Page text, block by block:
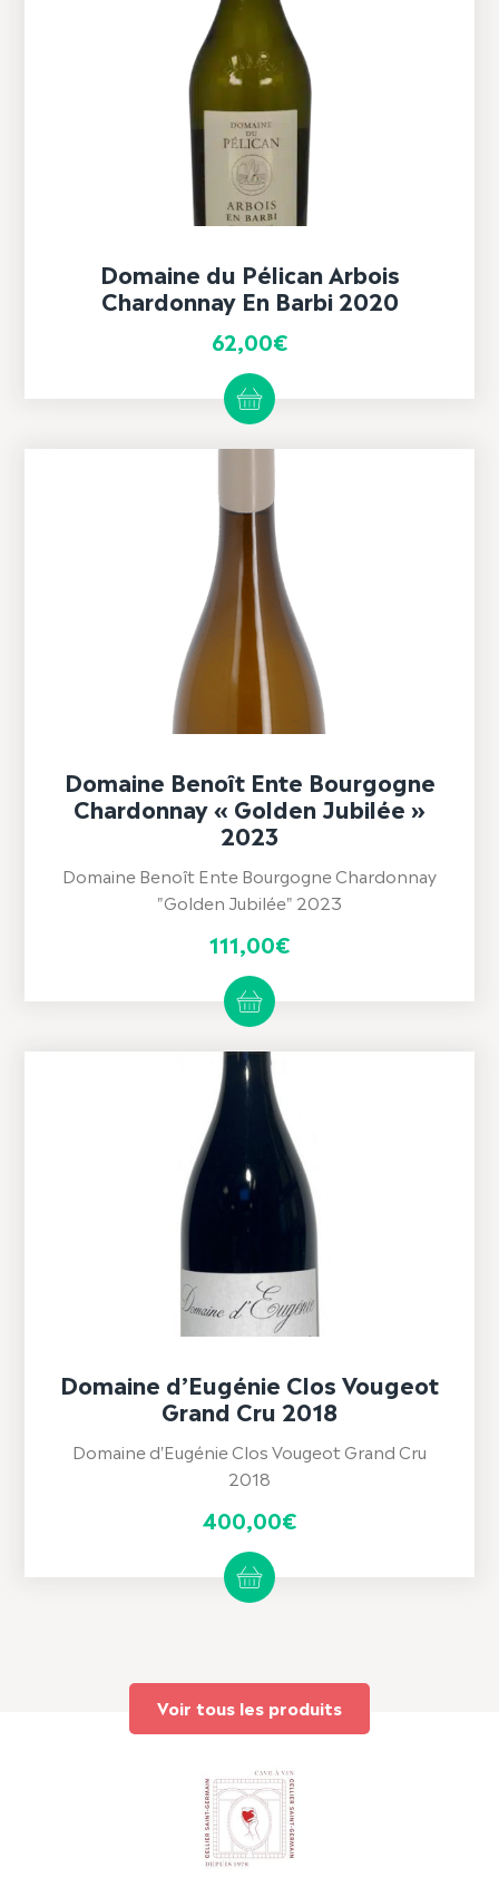
Domaine du Pélican Arbois
Chardonnay En Barbi 2020
62,00€
Domaine Benoît Ente Bourgogne
Chardonnay « Golden Jubilée »
2023
Domaine Benoît Ente Bourgogne Chardonnay
"Golden Jubilée" 2023
111,00€
Domaine d’Eugénie Clos Vougeot
Grand Cru 2018
Domaine d'Eugénie Clos Vougeot Grand Cru
2018
400,00€
Voir tous les produits